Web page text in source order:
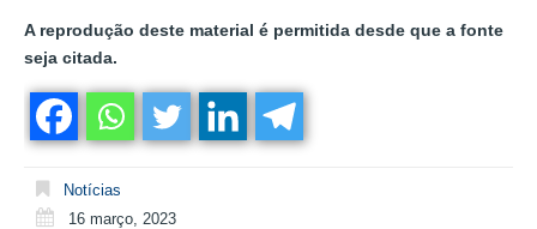
A reprodução deste material é permitida desde que a fonte
seja citada.
Notícias
16 março, 2023